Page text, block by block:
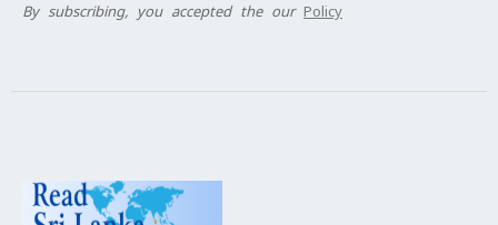
By subscribing, you accepted the our Policy